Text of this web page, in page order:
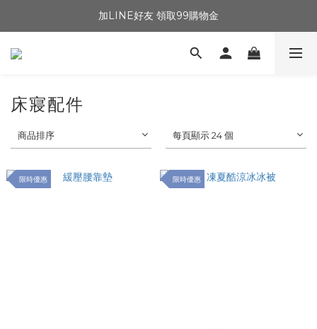
加LINE好友 領取99購物金
床寢配件
商品排序 每頁顯示 24 個
限時優惠 限時優惠